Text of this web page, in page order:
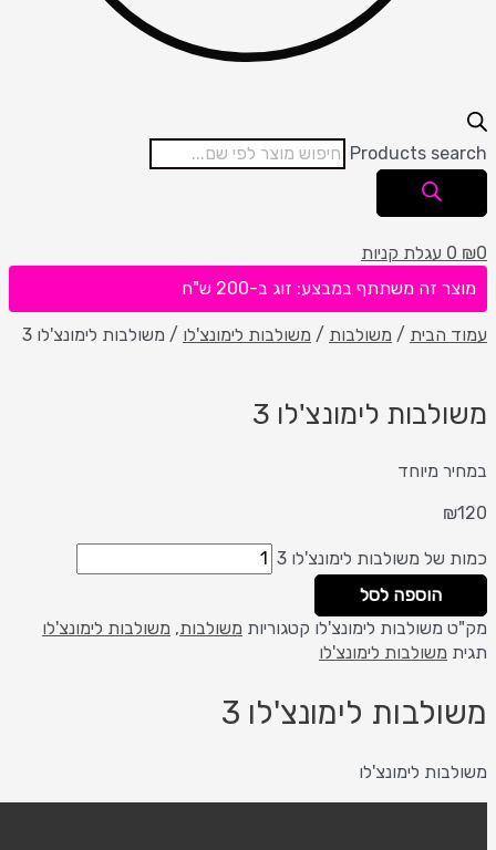
Products
עגלת קניות
זה משתתף במבצע: זוג ב-200 ש"ח
הבית/משולבות/משולבות לימונצ'לו/ משולבות לימונצ'לו 3
לימונצ'לו 3
מיוחד
משולבות לימונצ'לו 3
הוספה לסל
משולבות לימונצ'לוקטגוריות משולבות,משולבות לימונצ'לו
משולבות לימונצ'לו
לימונצ'לו 3
לימונצ'לו